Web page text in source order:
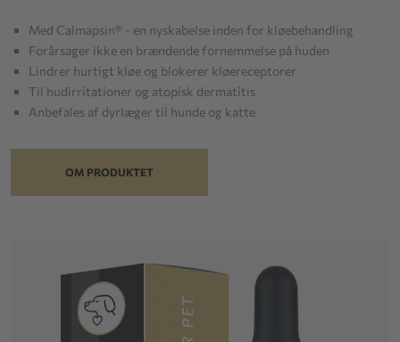
Med Calmapsin® - en nyskabelse inden for kløebehandling
Forårsager ikke en brændende fornemmelse på huden
Lindrer hurtigt kløe og blokerer kløereceptorer
Til hudirritationer og atopisk dermatitis
Anbefales af dyrlæger til hunde og katte
OM PRODUKTET